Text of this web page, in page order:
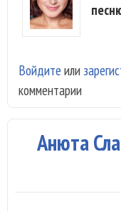
Войдите или
комментарии
Анюта